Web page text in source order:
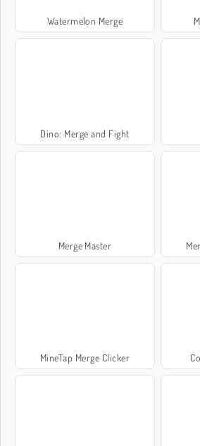
Watermelon Merge
Dino: Merge and Fight
Merge Master
MineTap Merge Clicker